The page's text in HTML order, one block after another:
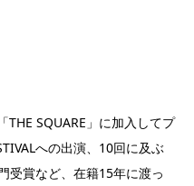
THE SQUARE」に加入してプ
への出演、10回に及ぶ
受賞など、在籍15年に渡っ